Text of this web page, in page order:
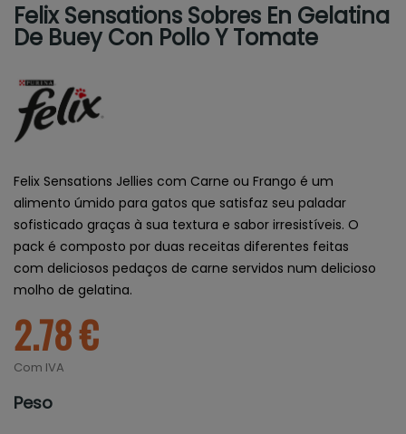
Felix Sensations Sobres En Gelatina
De Buey Con Pollo Y Tomate
Felix Sensations Jellies com Carne ou Frango é um
alimento úmido para gatos que satisfaz seu paladar
sofisticado graças à sua textura e sabor irresistíveis. O
pack é composto por duas receitas diferentes feitas
com deliciosos pedaços de carne servidos num delicioso
molho de gelatina.
2.78 €
Com IVA
Peso